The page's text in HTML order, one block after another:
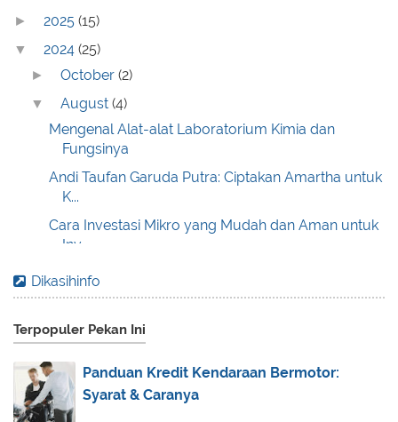
► 2025 (15)
▼ 2024 (25)
► October(2)
▼ August(4)
Mengenal Alat-alat Laboratorium Kimia dan
Fungsinya
Andi Taufan Garuda Putra: Ciptakan Amartha untuk
K...
Cara Investasi Mikro yang Mudah dan Aman untuk
Inv...
6 Tips Outfit Hijab Simple Agar Kamu Terlihat
Tinggi
► July(4)
► May
► March
Dikasihinfo
Terpopuler Pekan Ini
Panduan Kredit Kendaraan Bermotor:
Syarat & Caranya